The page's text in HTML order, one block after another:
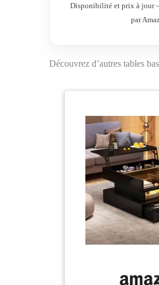
ou
Disponibilité et prix à jour
par
Découvrez d’autres tables